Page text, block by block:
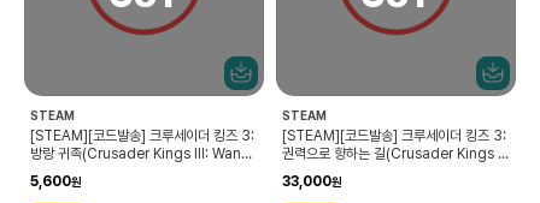
STEAM
[STEAM][코드발송] 크루세이더 킹즈 3:
방랑 귀족(Crusader Kings III: Wand
5,600
STEAM
[STEAM][코드발송] 크루세이더 킹즈 3:
권력으로 향하는 길(Crusader Kings II
33,000